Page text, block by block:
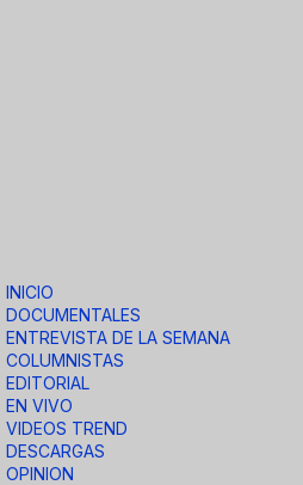
INICIO
DOCUMENTALES
ENTREVISTA DE LA SEMANA
COLUMNISTAS
EDITORIAL
EN VIVO
VIDEOS TREND
DESCARGAS
OPINION